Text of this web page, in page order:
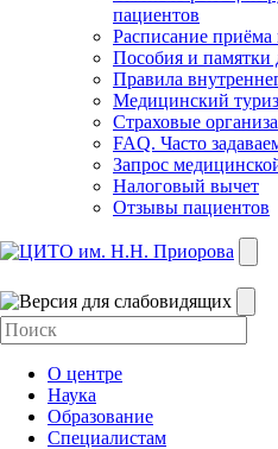
пациентов
Расписание приёма
Пособия и памятки
Правила
Медицинский
Страховые
FAQ. Часто
Запрос
Налоговый вычет
Отзывы пациентов
О центре
Наука
Образование
Специалистам